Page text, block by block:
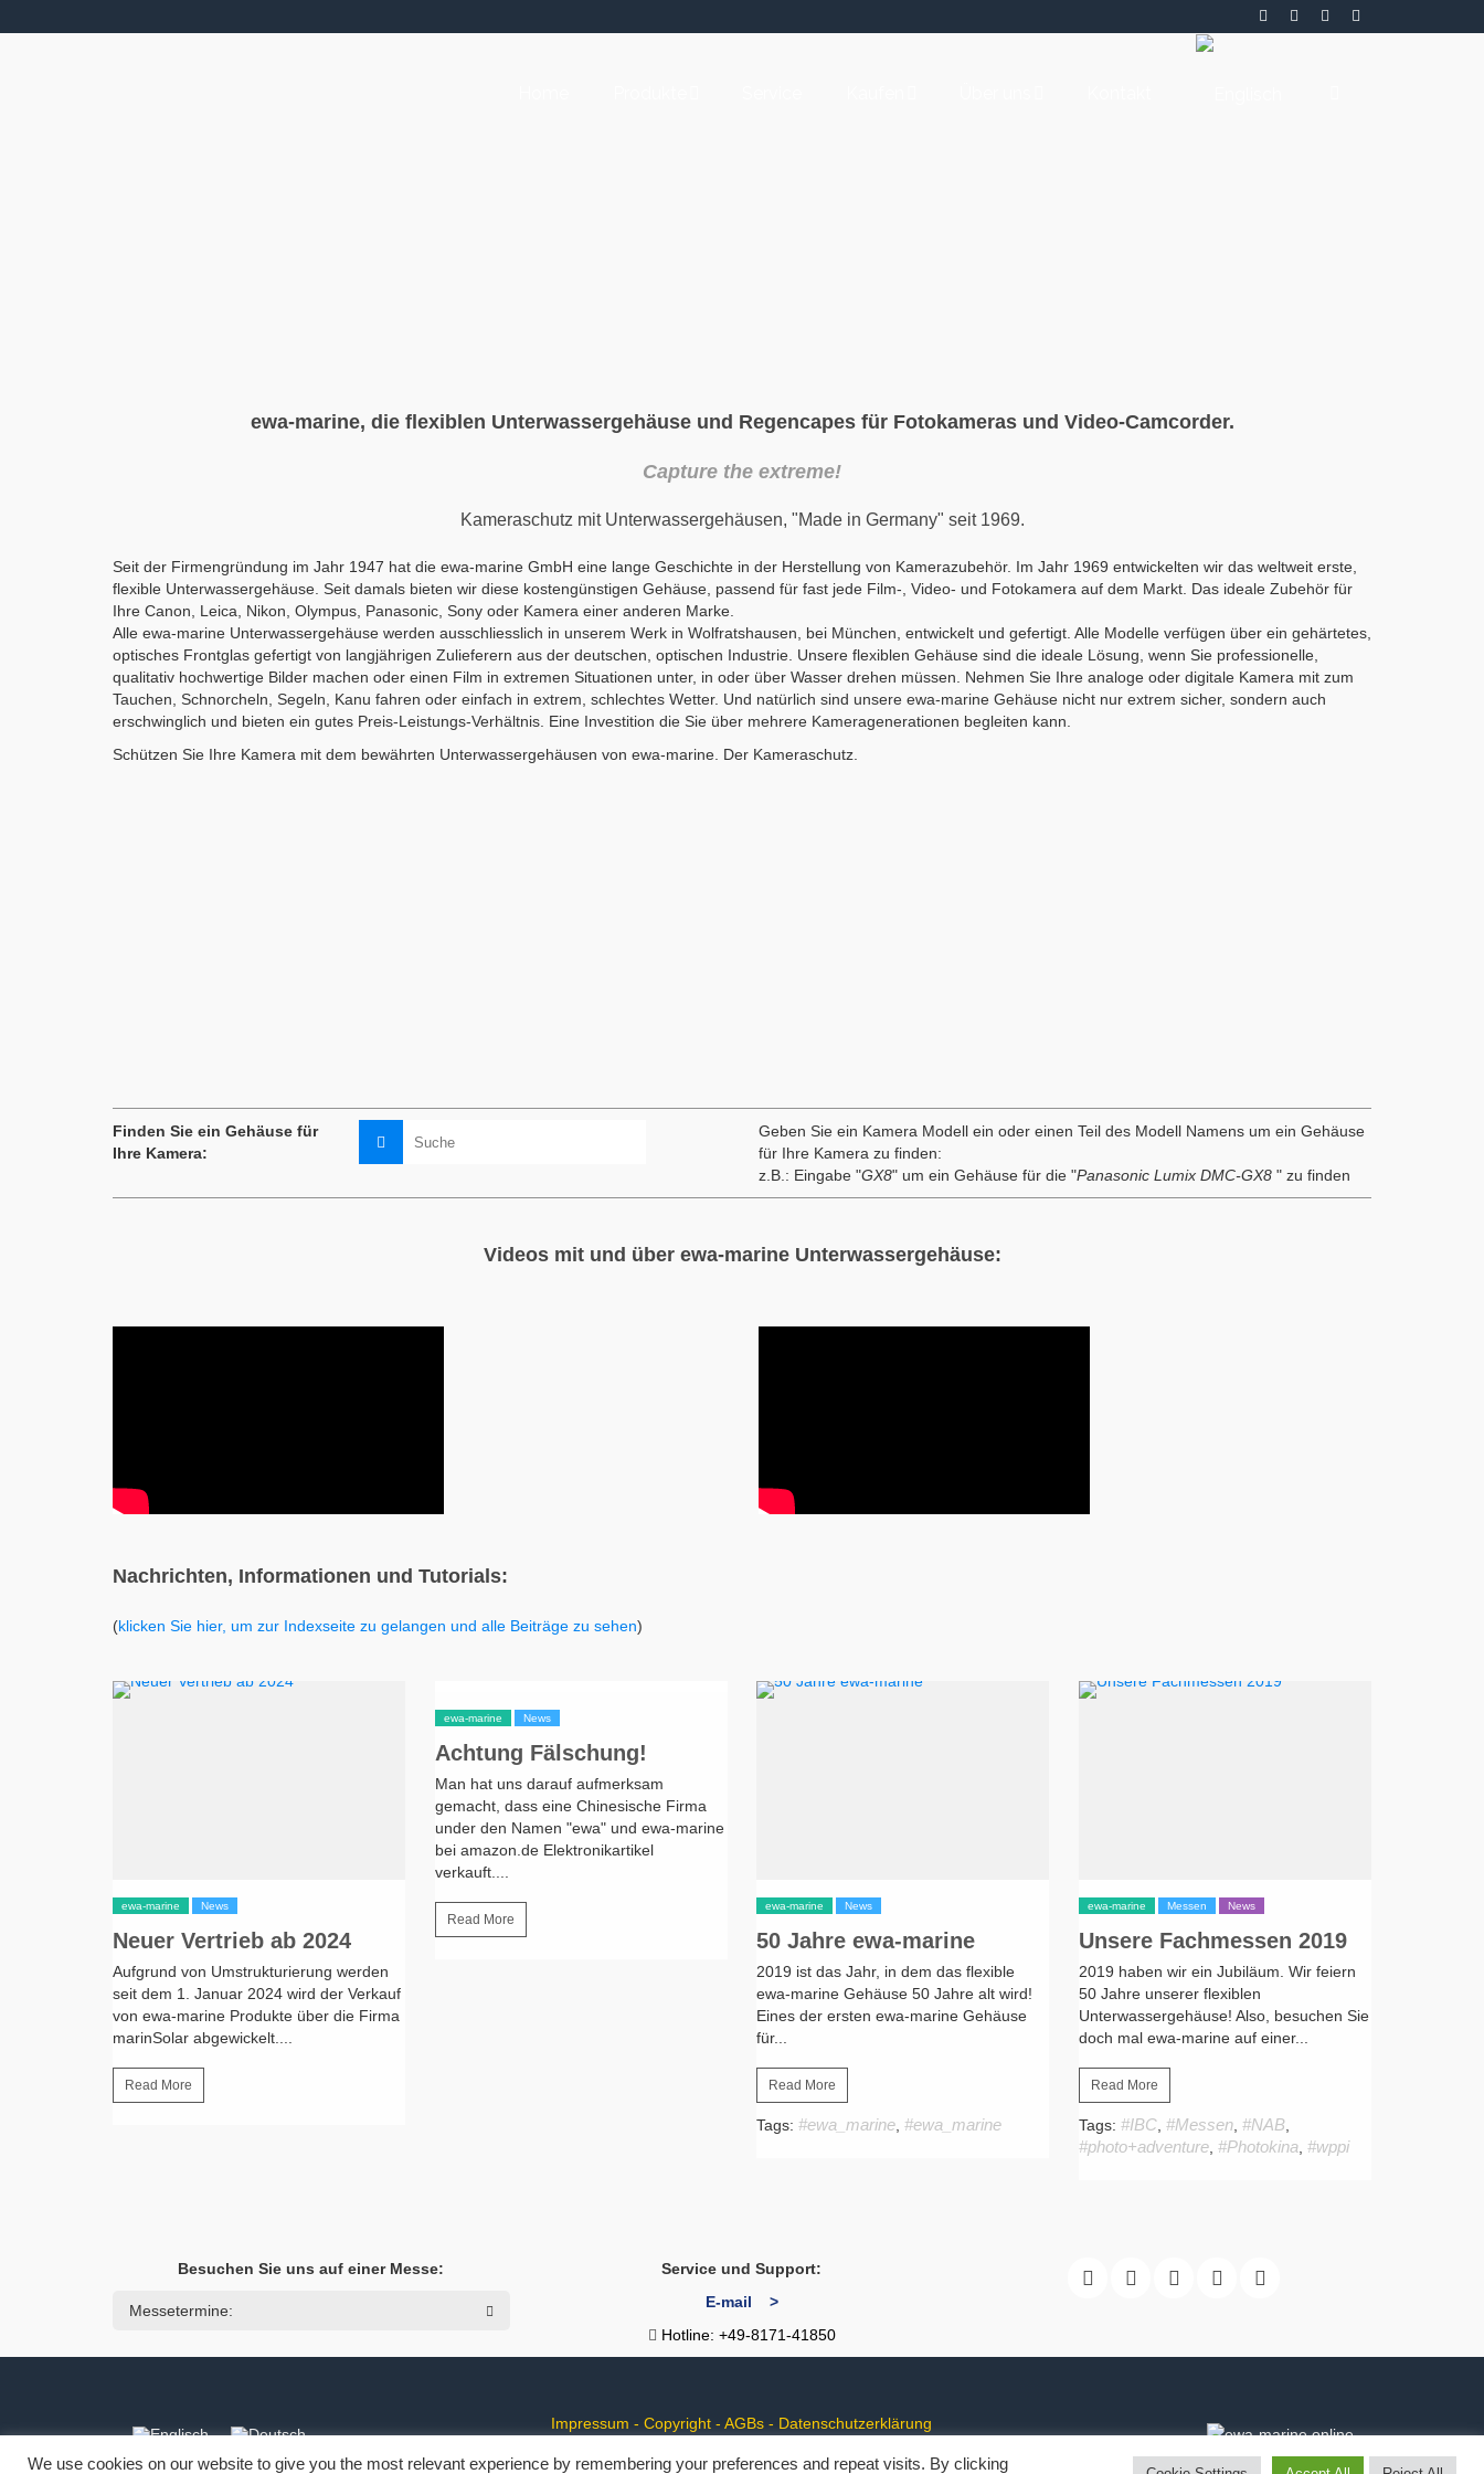
ewa-marine, die flexiblen Unterwassergehäuse und Regencapes für Fotokameras und Video-Camcorder.
Capture the extreme!
Kameraschutz mit Unterwassergehäusen, "Made in Germany" seit 1969.
Seit der Firmengründung im Jahr 1947 hat die ewa-marine GmbH eine lange Geschichte in der Herstellung von Kamerazubehör. Im Jahr 1969 entwickelten wir das weltweit erste,
flexible Unterwassergehäuse. Seit damals bieten wir diese kostengünstigen Gehäuse, passend für fast jede Film-, Video- und Fotokamera auf dem Markt. Das ideale Zubehör für
Ihre Canon, Leica, Nikon, Olympus, Panasonic, Sony oder Kamera einer anderen Marke.
Alle ewa-marine Unterwassergehäuse werden ausschliesslich in unserem Werk in Wolfratshausen, bei München, entwickelt und gefertigt. Alle Modelle verfügen über ein gehärtetes,
optisches Frontglas gefertigt von langjährigen Zulieferern aus der deutschen, optischen Industrie. Unsere flexiblen Gehäuse sind die ideale Lösung, wenn Sie professionelle,
qualitativ hochwertige Bilder machen oder einen Film in extremen Situationen unter, in oder über Wasser drehen müssen. Nehmen Sie Ihre analoge oder digitale Kamera mit zum
Tauchen, Schnorcheln, Segeln, Kanu fahren oder einfach in extrem, schlechtes Wetter. Und natürlich sind unsere ewa-marine Gehäuse nicht nur extrem sicher, sondern auch
erschwinglich und bieten ein gutes Preis-Leistungs-Verhältnis. Eine Investition die Sie über mehrere Kameragenerationen begleiten kann.
Schützen Sie Ihre Kamera mit dem bewährten Unterwassergehäusen von ewa-marine. Der Kameraschutz.
Finden Sie ein Gehäuse für
Ihre Kamera:
nach:
Geben Sie ein Kamera Modell ein oder einen Teil des Modell Namens um ein Gehäuse
für Ihre Kamera zu finden:
z.B.: Eingabe "GX8" um ein Gehäuse für die "Panasonic Lumix DMC-GX8" zu finden
Videos mit und über ewa-marine Unterwassergehäuse:
Nachrichten, Informationen und Tutorials:
(klicken Sie hier, um zur Indexseite zu gelangen und alle Beiträge zu sehen)
BYEWA-MARINE / 17. MÄRZ 2024
ewa-marine News
Neuer Vertrieb ab 2024
Aufgrund von Umstrukturierung werden
seit dem 1. Januar 2024 wird der Verkauf
von ewa-marine Produkte über die Firma
marinSolar abgewickelt....
Read More
ewa-marine News
Achtung Fälschung!
Man hat uns darauf aufmerksam
gemacht, dass eine Chinesische Firma
under den Namen "ewa" und ewa-marine
bei amazon.de Elektronikartikel
verkauft....
Read More
BYEWA-MARINE / 2. JANUAR 2019
ewa-marine News
50 Jahre ewa-marine
2019 ist das Jahr, in dem das flexible
ewa-marine Gehäuse 50 Jahre alt wird!
Eines der ersten ewa-marine Gehäuse
für...
Read More
Tags:#ewa_marine ,#ewa_marine
BYEWA-MARINE / 18. DEZEMBER 2018
ewa-marine Messen News
Unsere Fachmessen 2019
2019 haben wir ein Jubiläum. Wir feiern
50 Jahre unserer flexiblen
Unterwassergehäuse! Also, besuchen Sie
doch mal ewa-marine auf einer...
Read More
Tags: #IBC, #Messen, #NAB,
#photo+adventure, #Photokina, #wppi
Besuchen Sie uns auf einer Messe:
Messetermine:
Service und Support:
E-mail >
Hotline: +49-8171-41850
Impressum -Copyright -AGBs - Datenschutzerklärung
We use cookies on our website to give you the most relevant experience by remembering your preferences and repeat visits. By clicking